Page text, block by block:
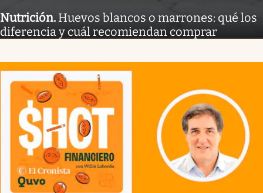
Nutrición. Huevos blancos o marrones: qué los
diferencia y cuál recomiendan comprar